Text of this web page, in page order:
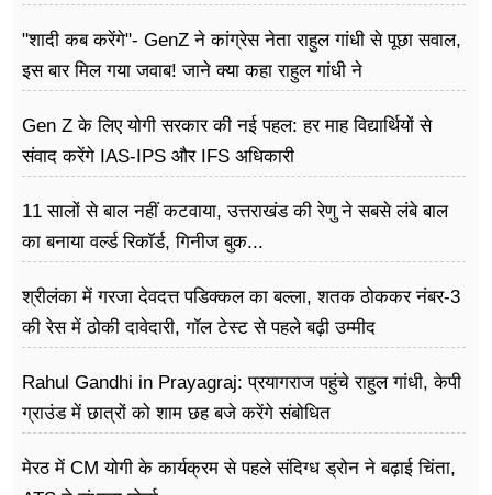
"शादी कब करेंगे"- GenZ ने कांग्रेस नेता राहुल गांधी से पूछा सवाल,
इस बार मिल गया जवाब! जाने क्या कहा राहुल गांधी ने
Gen Z के लिए योगी सरकार की नई पहल: हर माह विद्यार्थियों से
संवाद करेंगे IAS-IPS और IFS अधिकारी
11 सालों से बाल नहीं कटवाया, उत्तराखंड की रेणु ने सबसे लंबे बाल
का बनाया वर्ल्ड रिकॉर्ड, गिनीज बुक...
श्रीलंका में गरजा देवदत्त पडिक्कल का बल्ला, शतक ठोककर नंबर-3
की रेस में ठोकी दावेदारी, गॉल टेस्ट से पहले बढ़ी उम्मीद
Rahul Gandhi in Prayagraj: प्रयागराज पहुंचे राहुल गांधी, केपी
ग्राउंड में छात्रों को शाम छह बजे करेंगे संबोधित
मेरठ में CM योगी के कार्यक्रम से पहले संदिग्ध ड्रोन ने बढ़ाई चिंता,